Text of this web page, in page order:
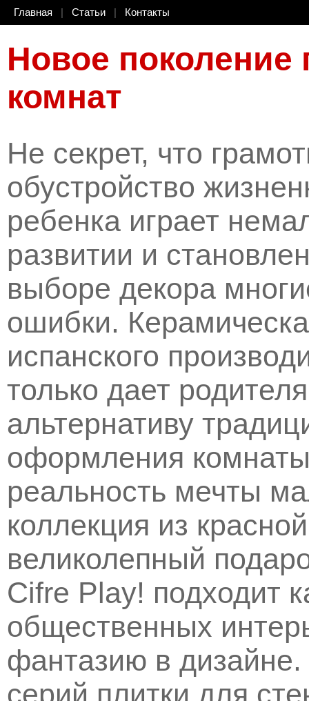
Главная Статьи Контакты
Новое поколение
комнат
Не секрет, что
обустройство
ребенка играет
развитии и
выборе декора
ошибки.
испанского
только дает
альтернативу
оформления
реальность мечты
коллекция из
великолепный
Cifre Play! подходит
общественных
фантазию в
серий плитки для